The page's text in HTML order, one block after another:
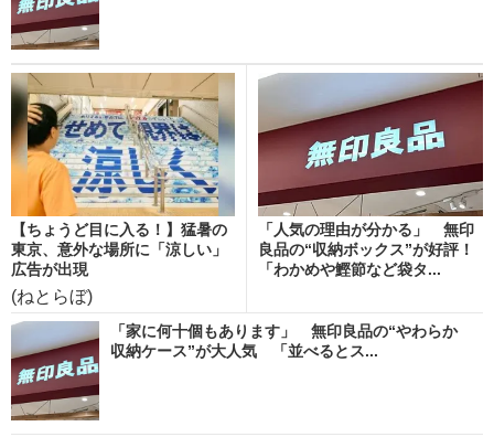
【ちょうど目に入る！】猛暑の
東京、意外な場所に「涼しい」
広告が出現
(ねとらぼ)
「人気の理由が分かる」 無印
良品の“収納ボックス”が好評！
「わかめや鰹節など袋タ...
「家に何十個もあります」 無印良品の“やわらか
収納ケース”が大人気 「並べるとス...